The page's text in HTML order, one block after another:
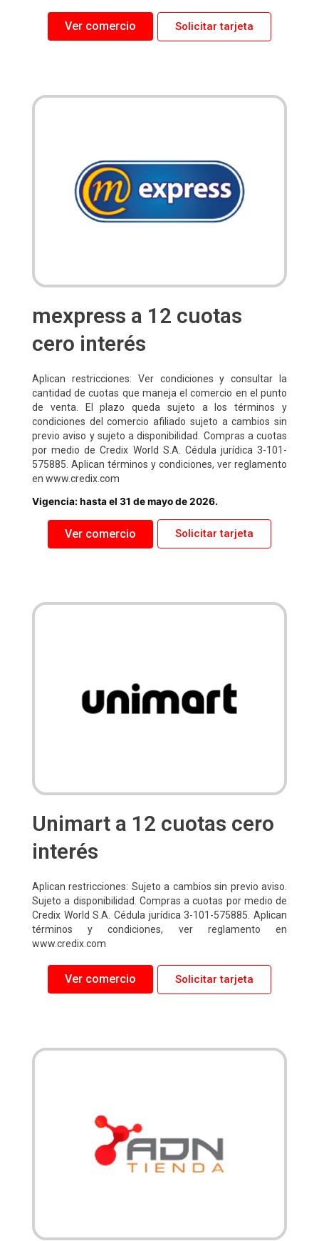
Ver comercio Solicitar tarjeta
mexpress a 12 cuotas
cero interés
Aplican restricciones: Ver condiciones y consultar la
cantidad de cuotas que maneja el comercio en el punto
de venta. El plazo queda sujeto a los términos y
condiciones del comercio afiliado sujeto a cambios sin
previo aviso y sujeto a disponibilidad. Compras a cuotas
por medio de Credix World S.A. Cédula jurídica 3-101-
575885. Aplican términos y condiciones, ver reglamento
en www.credix.com
Vigencia: hasta el 31 de mayo de 2026.
Ver comercio Solicitar tarjeta
Unimart a 12 cuotas cero
interés
Aplican restricciones: Sujeto a cambios sin previo aviso.
Sujeto a disponibilidad. Compras a cuotas por medio de
Credix World S.A. Cédula jurídica 3-101-575885. Aplican
términos y condiciones, ver reglamento en
www.credix.com
Ver comercio Solicitar tarjeta